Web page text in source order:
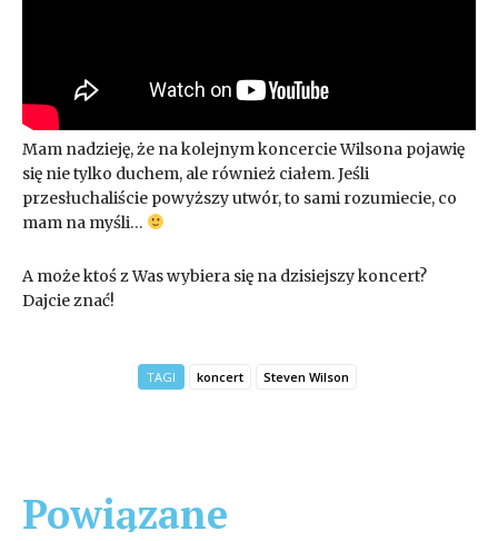
Powiązane
Mam nadzieję, że na kolejnym koncercie Wilsona pojawię
się nie tylko duchem, ale również ciałem. Jeśli
przesłuchaliście powyższy utwór, to sami rozumiecie, co
mam na myśli…
A może ktoś z Was wybiera się na dzisiejszy koncert?
Dajcie znać!
TAGI koncert Steven Wilson